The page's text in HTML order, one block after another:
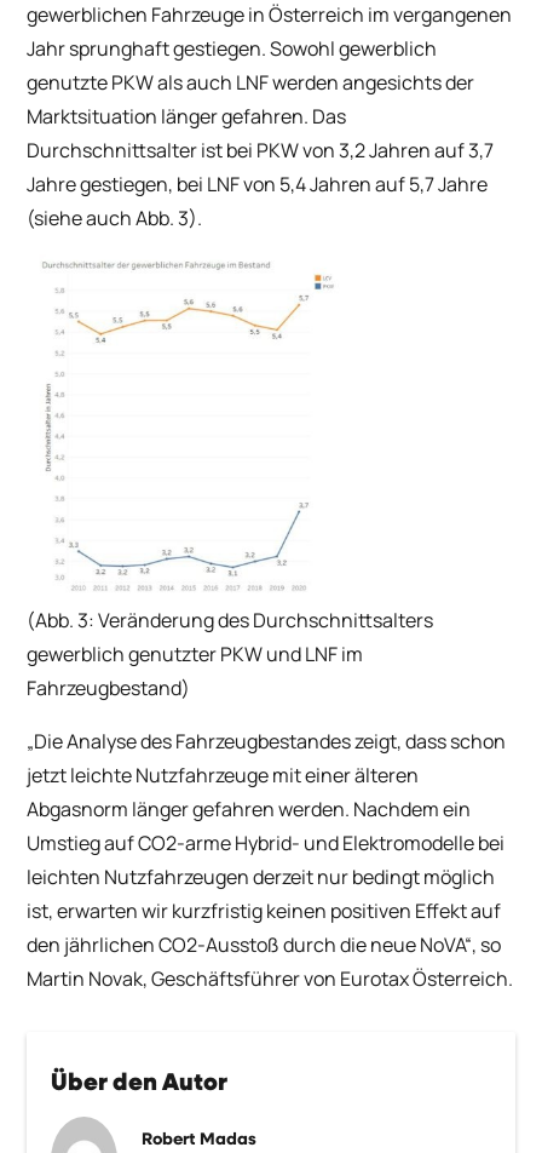
Über den Autor
Robert Madas
gewerblichen Fahrzeuge in Österreich im vergangenen
Jahr sprunghaft gestiegen. Sowohl gewerblich
genutzte PKW als auch LNF werden angesichts der
Marktsituation länger gefahren. Das
Durchschnittsalter ist bei PKW von 3,2 Jahren auf 3,7
Jahre gestiegen, bei LNF von 5,4 Jahren auf 5,7 Jahre
(siehe auch Abb. 3).
(Abb. 3: Veränderung des Durchschnittsalters
gewerblich genutzter PKW und LNF im
Fahrzeugbestand)
„Die Analyse des Fahrzeugbestandes zeigt, dass schon
jetzt leichte Nutzfahrzeuge mit einer älteren
Abgasnorm länger gefahren werden. Nachdem ein
Umstieg auf CO2-arme Hybrid- und Elektromodelle bei
leichten Nutzfahrzeugen derzeit nur bedingt möglich
ist, erwarten wir kurzfristig keinen positiven Effekt auf
den jährlichen CO2-Ausstoß durch die neue NoVA“, so
Martin Novak, Geschäftsführer von Eurotax Österreich.